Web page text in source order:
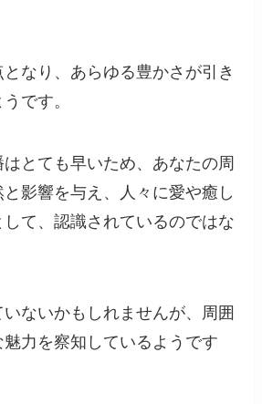
なり、あらゆる豊かさが引き
です。
とても早いため、あなたの周
影響を与え、人々に愛や癒し
て、認識されているのではな
ないかもしれませんが、周囲
力を察知しているようです